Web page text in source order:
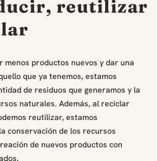
reutilizar
menos productos nuevos y dar una
que ya tenemos, estamos
de residuos que generamos y la
naturales. Además, al reciclar
reutilizar, estamos
conservación de los recursos
de nuevos productos con